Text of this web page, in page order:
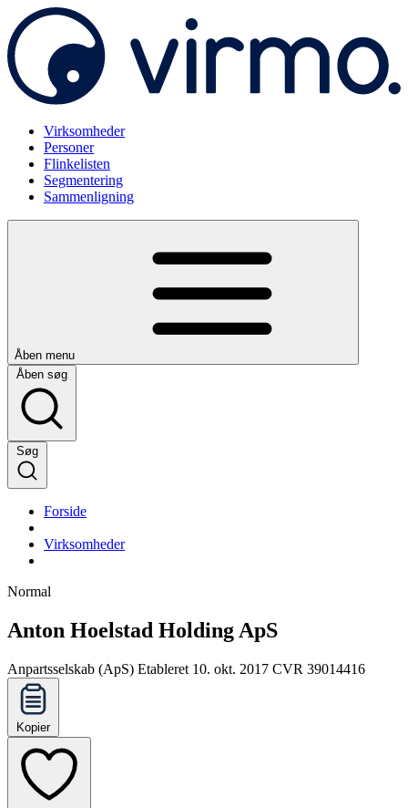
Virksomheder
Personer
Flinkelisten
Segmentering
Sammenligning
Åben menu
Åben søg
Søg
Forside
Virksomheder
Normal
Anton Hoelstad Holding ApS
Anpartsselskab (ApS) Etableret 10. okt. 2017 CVR 39014416
Kopier